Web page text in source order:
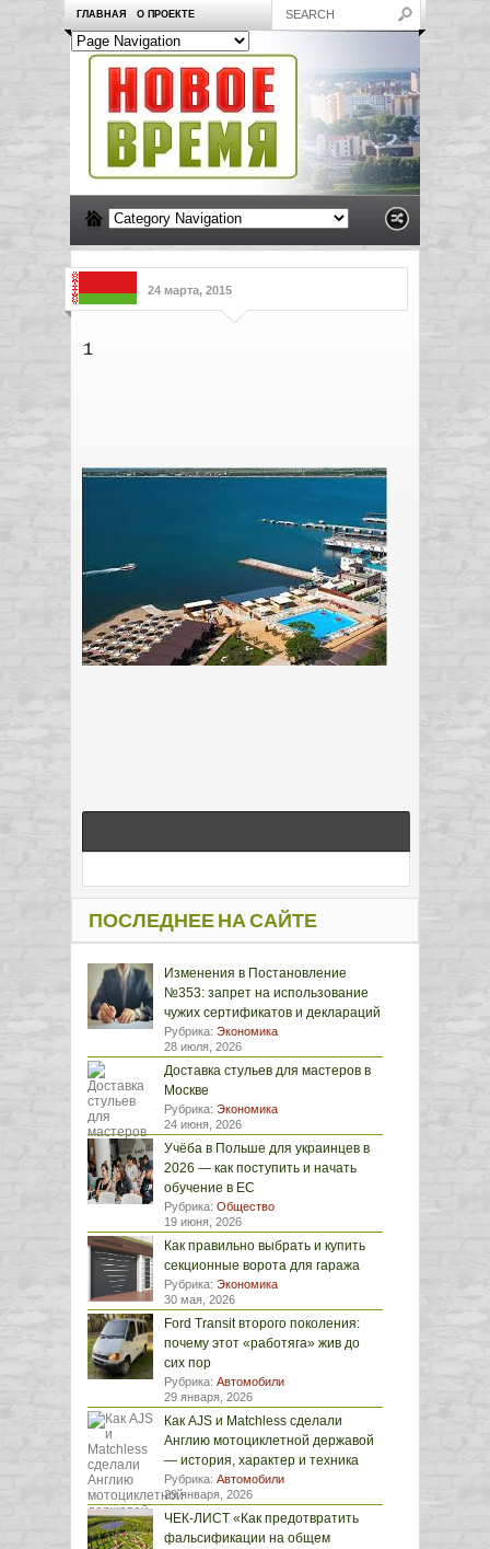
ГЛАВНАЯ О ПРОЕКТЕ
24 марта, 2015
1
ПОСЛЕДНЕЕ НА САЙТЕ
Изменения в Постановление
№353: запрет на использование
чужих сертификатов и деклараций
Рубрика: Экономика
28 июля, 2026
Доставка стульев для мастеров в
Москве
Рубрика: Экономика
24 июня, 2026
Учёба в Польше для украинцев в
2026 — как поступить и начать
обучение в ЕС
Рубрика: Общество
19 июня, 2026
Как правильно выбрать и купить
секционные ворота для гаража
Рубрика: Экономика
30 мая, 2026
Ford Transit второго поколения:
почему этот «работяга» жив до
сих пор
Рубрика: Автомобили
29 января, 2026
Как AJS и Matchless сделали
Англию мотоциклетной державой
— история, характер и техника
Рубрика: Автомобили
29 января, 2026
ЧЕК-ЛИСТ «Как предотвратить
фальсификации на общем